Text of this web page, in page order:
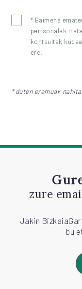
* Baimena
pertsonalak
kontsultak
ere.
* duten eremuak
zure
Jakin